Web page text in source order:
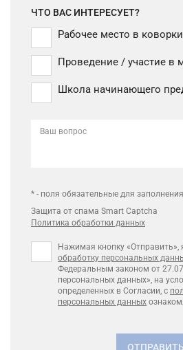
ЧТО ВАС ИНТЕРЕСУЕТ?
Рабочее место в
Проведение / участие в
Школа начинающего
Ваш вопрос
* - поля обязательные для заполнения
Защита от спама Smart Captcha
Политика обработки данных
Нажимая кнопку «Отправить»,
обработку персональных
Федеральным законом от
персональных данных», на
определенных в Согласии, с
персональных данных
ОТПРАВИТЬ